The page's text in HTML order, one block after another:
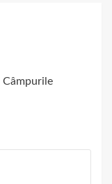
Câmpurile